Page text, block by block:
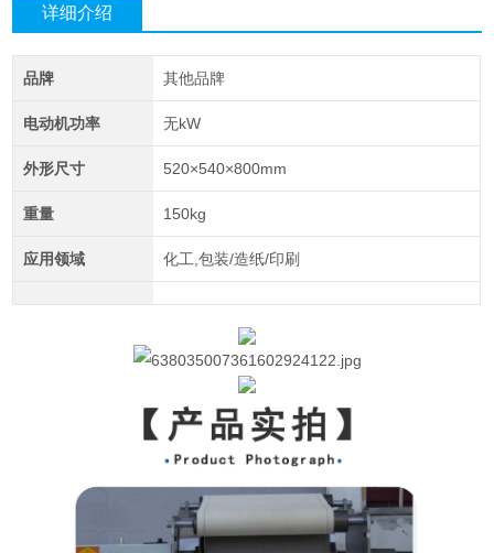
详细介绍
品牌 其他品牌
电动机功率 无kW
外形尺寸 520×540×800mm
重量 150kg
应用领域 化工,包装/造纸/印刷